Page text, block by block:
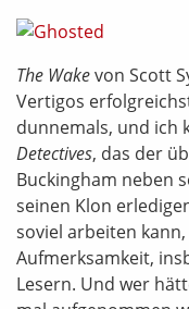
The Wakevon Scott
Vertigos
dunnemals, und ich
Detectives, das der
Buckingham neben
seinen Klon
soviel arbeiten
Aufmerksamkeit,
Lesern. Und wer